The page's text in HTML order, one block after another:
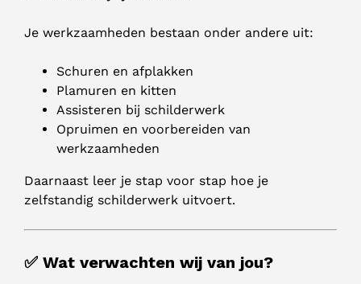
Je werkzaamheden bestaan onder andere uit:
Schuren en afplakken
Plamuren en kitten
Assisteren bij schilderwerk
Opruimen en voorbereiden van
werkzaamheden
Daarnaast leer je stap voor stap hoe je
zelfstandig schilderwerk uitvoert.
✅ Wat verwachten wij van jou?